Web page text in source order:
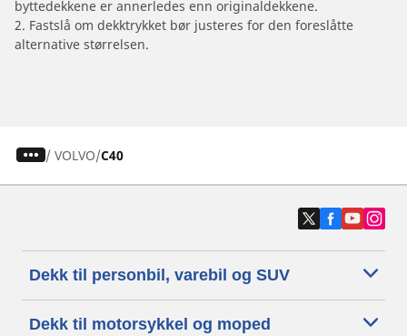
byttedekkene er annerledes enn originaldekkene.
2. Fastslå om dekktrykket bør justeres for den foreslåtte
alternative størrelsen.
/ VOLVO C40
Dekk til personbil, varebil og SUV
Dekk til motorsykkel og moped